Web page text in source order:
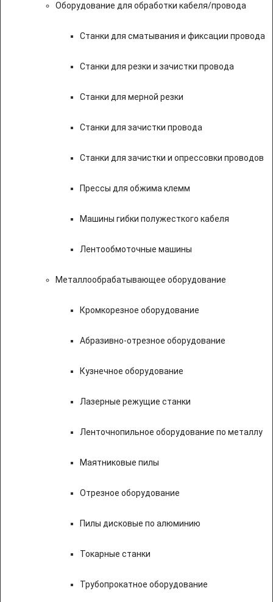
Оборудование для обработки кабеля/провода
Станки для сматывания и фиксации провода
Станки для резки и зачистки провода
Станки для мерной резки
Станки для зачистки провода
Станки для зачистки и опрессовки проводов
Прессы для обжима клемм
Машины гибки полужесткого кабеля
Лентообмоточные машины
Металлообрабатывающее оборудование
Кромкорезное оборудование
Абразивно-отрезное оборудование
Кузнечное оборудование
Лазерные режущие станки
Ленточнопильное оборудование по металлу
Маятниковые пилы
Отрезное оборудование
Пилы дисковые по алюминию
Токарные станки
Трубопрокатное оборудование